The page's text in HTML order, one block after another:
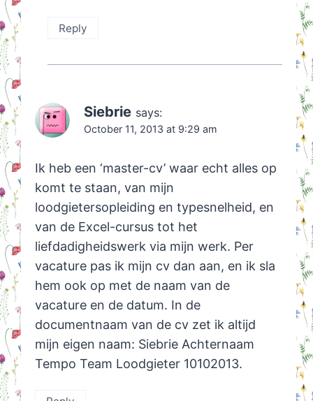
Reply
Siebrie says:
October 11, 2013 at 9:29 am
Ik heb een ‘master-cv’ waar echt alles op
komt te staan, van mijn
loodgietersopleiding en typesnelheid, en
van de Excel-cursus tot het
liefdadigheidswerk via mijn werk. Per
vacature pas ik mijn cv dan aan, en ik sla
hem ook op met de naam van de
vacature en de datum. In de
documentnaam van de cv zet ik altijd
mijn eigen naam: Siebrie Achternaam
Tempo Team Loodgieter 10102013.